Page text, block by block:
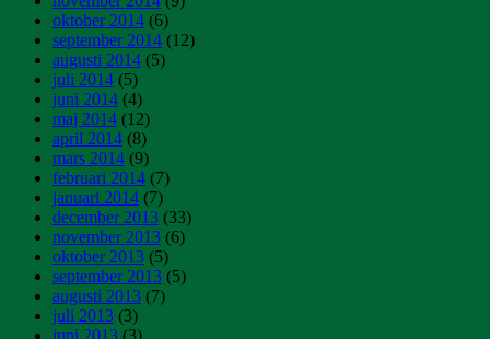
oktober 2014 (6)
september 2014 (12)
augusti 2014 (5)
juli 2014 (5)
juni 2014 (4)
maj 2014 (12)
april 2014 (8)
mars 2014 (9)
februari 2014 (7)
januari 2014 (7)
december 2013 (33)
november 2013 (6)
oktober 2013 (5)
september 2013 (5)
augusti 2013 (7)
juli 2013 (3)